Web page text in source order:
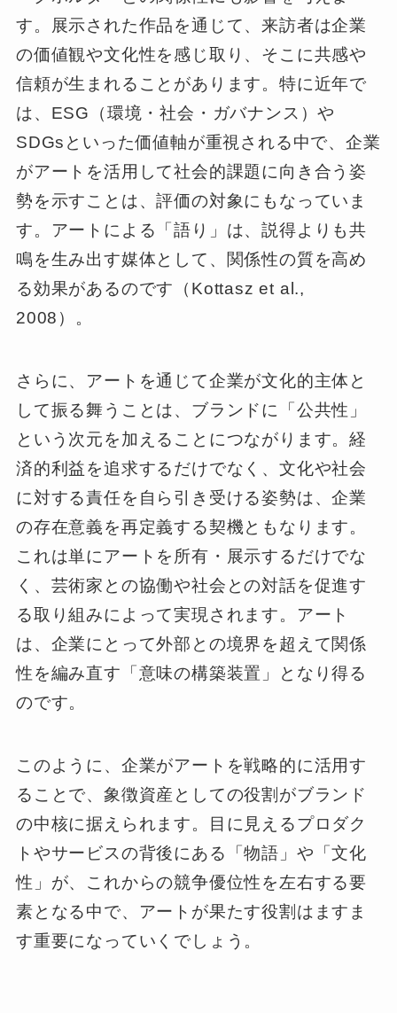
す。展示された作品を通じて、来訪者は企業
の価値観や文化性を感じ取り、そこに共感や
信頼が生まれることがあります。特に近年で
は、ESG（環境・社会・ガバナンス）や
SDGsといった価値軸が重視される中で、企業
がアートを活用して社会的課題に向き合う姿
勢を示すことは、評価の対象にもなっていま
す。アートによる「語り」は、説得よりも共
鳴を生み出す媒体として、関係性の質を高め
る効果があるのです（Kottasz et al.,
2008）。
さらに、アートを通じて企業が文化的主体と
して振る舞うことは、ブランドに「公共性」
という次元を加えることにつながります。経
済的利益を追求するだけでなく、文化や社会
に対する責任を自ら引き受ける姿勢は、企業
の存在意義を再定義する契機ともなります。
これは単にアートを所有・展示するだけでな
く、芸術家との協働や社会との対話を促進す
る取り組みによって実現されます。アート
は、企業にとって外部との境界を超えて関係
性を編み直す「意味の構築装置」となり得る
のです。
このように、企業がアートを戦略的に活用す
ることで、象徴資産としての役割がブランド
の中核に据えられます。目に見えるプロダク
トやサービスの背後にある「物語」や「文化
性」が、これからの競争優位性を左右する要
素となる中で、アートが果たす役割はますま
す重要になっていくでしょう。